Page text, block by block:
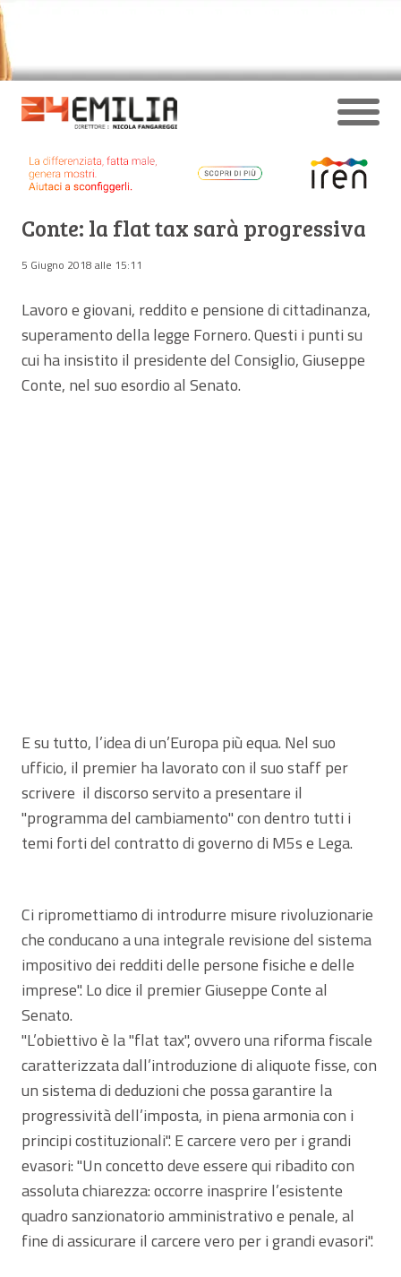
Conte: la flat tax sarà progressiva
5 Giugno 2018 alle 15:11
Lavoro e giovani, reddito e pensione di cittadinanza,
superamento della legge Fornero. Questi i punti su
cui ha insistito il presidente del Consiglio, Giuseppe
Conte, nel suo esordio al Senato.
E su tutto, l’idea di un’Europa più equa. Nel suo
ufficio, il premier ha lavorato con il suo staff per
scrivere il discorso servito a presentare il
"programma del cambiamento" con dentro tutti i
temi forti del contratto di governo di M5s e Lega.
Ci ripromettiamo di introdurre misure rivoluzionarie
che conducano a una integrale revisione del sistema
impositivo dei redditi delle persone fisiche e delle
imprese". Lo dice il premier Giuseppe Conte al
Senato.
"L’obiettivo è la "flat tax", ovvero una riforma fiscale
caratterizzata dall’introduzione di aliquote fisse, con
un sistema di deduzioni che possa garantire la
progressività dell’imposta, in piena armonia con i
principi costituzionali". E carcere vero per i grandi
evasori: "Un concetto deve essere qui ribadito con
assoluta chiarezza: occorre inasprire l’esistente
quadro sanzionatorio amministrativo e penale, al
fine di assicurare il carcere vero per i grandi evasori".